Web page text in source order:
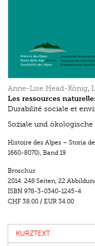
Anne-Lise Head-König
Les ressources
Durabilité sociale et
Soziale und
Histoire des Alpes – Storia
1660-8070), Band 19
Broschur
2014. 248 Seiten, 22
ISBN 978-3-0340-1245-4
CHF 38.00 / EUR 34.00
KURZTEXT